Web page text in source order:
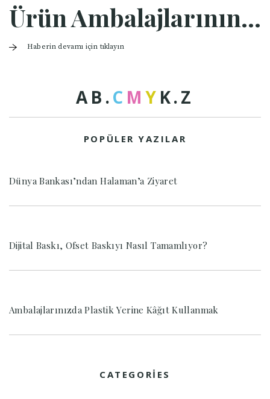
Ürün Ambalajlarının Geleceği
Haberin devamı için tıklayın
A B .C M Y K.Z
POPÜLER YAZILAR
Dünya Bankası’ndan Halaman’a Ziyaret
Dijital Baskı, Ofset Baskıyı Nasıl Tamamlıyor?
Ambalajlarınızda Plastik Yerine Kâğıt Kullanmak
CATEGORIES